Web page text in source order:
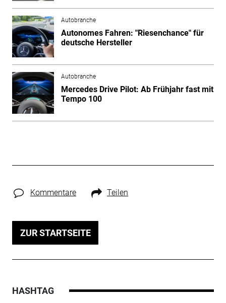
Autobranche
Autonomes Fahren: "Riesenchance" für
deutsche Hersteller
Autobranche
Mercedes Drive Pilot: Ab Frühjahr fast mit
Tempo 100
Kommentare Teilen
ZUR STARTSEITE
HASHTAG